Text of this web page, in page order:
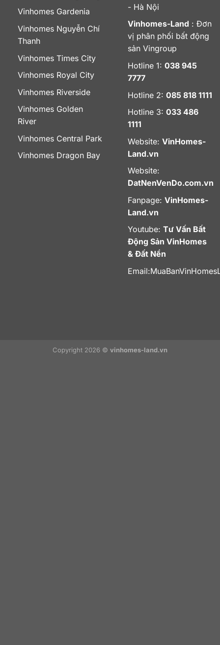
Vinhomes Gardenia
Vinhomes Nguyễn Chí
Thanh
Vinhomes Times City
Vinhomes Royal City
Vinhomes Riverside
Vinhomes Golden
River
Vinhomes Central Park
Vinhomes Dragon Bay
- Hà Nội
Vinhomes-Land : Đơn
vị phân phối bất động
sản Vingroup
Hotline 1: 038 945
7777
Hotline 2: 085 818 1111
Hotline 3: 033 486
1111
Website: VinHomes-
Land.vn
Website:
DatNenVenDo.com.vn
Fanpage: VinHomes-
Land.vn
Youtube: Tư Vấn Bất
Động Sản VinHomes
& Đất Nền
Email:
Copyright 2026 © vinhomes-land.vn